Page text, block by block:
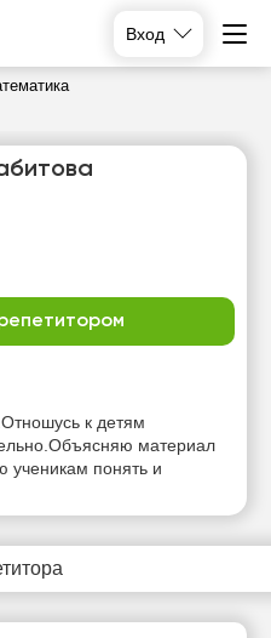
Вход
к детям
материал
ученикам понять и
пн
Нет
свободных
часов
свободных